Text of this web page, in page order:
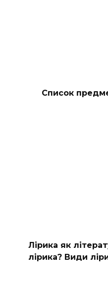
Список
Лірика як
лірика? Види